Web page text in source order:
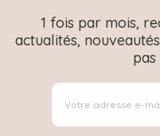
1 fois par mois,
actualités,
pas